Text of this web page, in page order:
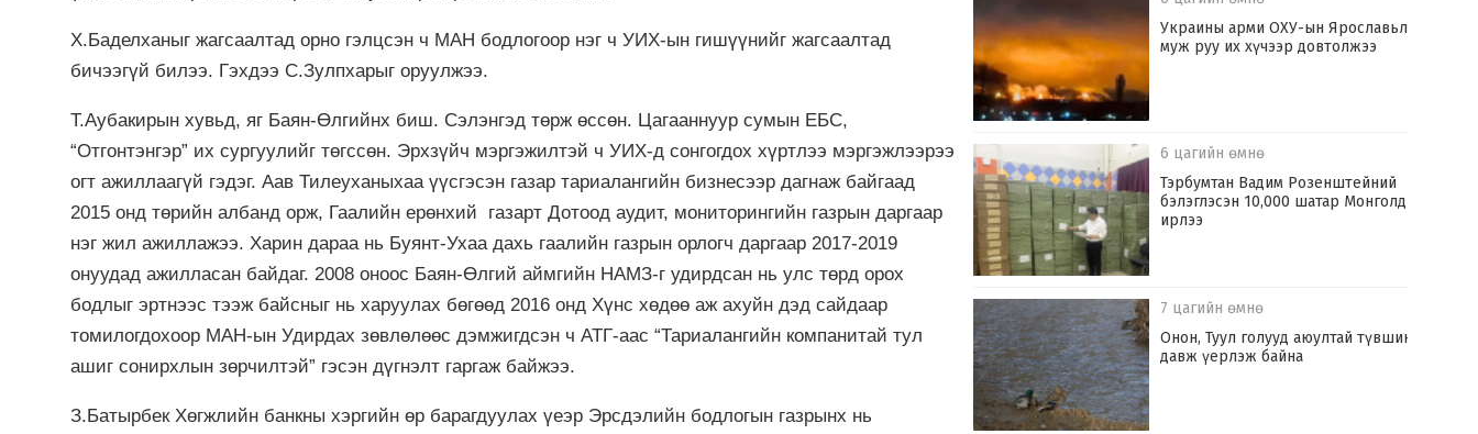
Х.Баделханыг жагсаалтад орно гэлцсэн ч МАН бодлогоор нэг ч УИХ-ын гишүүнийг жагсаалтад
бичээгүй билээ. Гэхдээ С.Зулпхарыг оруулжээ.
Т.Аубакирын хувьд, яг Баян-Өлгийнх биш. Сэлэнгэд төрж өссөн. Цагааннуур сумын ЕБС,
“Отгонтэнгэр” их сургуулийг төгссөн. Эрхзүйч мэргэжилтэй ч УИХ-д сонгогдох хүртлээ мэргэжлээрээ
огт ажиллаагүй гэдэг. Аав Тилеуханыхаа үүсгэсэн газар тариалангийн бизнесээр дагнаж байгаад
2015 онд төрийн албанд орж, Гаалийн ерөнхий газарт Дотоод аудит, мониторингийн газрын даргаар
нэг жил ажиллажээ. Харин дараа нь Буянт-Ухаа дахь гаалийн газрын орлогч даргаар 2017-2019
онуудад ажилласан байдаг. 2008 оноос Баян-Өлгий аймгийн НАМЗ-г удирдсан нь улс төрд орох
бодлыг эртнээс тээж байсныг нь харуулах бөгөөд 2016 онд Хүнс хөдөө аж ахуйн дэд сайдаар
томилогдохоор МАН-ын Удирдах зөвлөлөөс дэмжигдсэн ч АТГ-аас “Тариалангийн компанитай тул
ашиг сонирхлын зөрчилтэй” гэсэн дүгнэлт гаргаж байжээ.
З.Батырбек Хөгжлийн банкны хэргийн өр барагдуулах үеэр Эрсдэлийн бодлогын газрынх нь
Украины арми ОХУ-ын Ярославьл
муж руу их хүчээр довтолжээ
6 цагийн өмнө
Тэрбумтан Вадим Розенштейний
бэлэглэсэн 10,000 шатар Монголд
ирлээ
7 цагийн өмнө
Онон, Туул голууд аюултай түвшинг
давж үерлэж байна